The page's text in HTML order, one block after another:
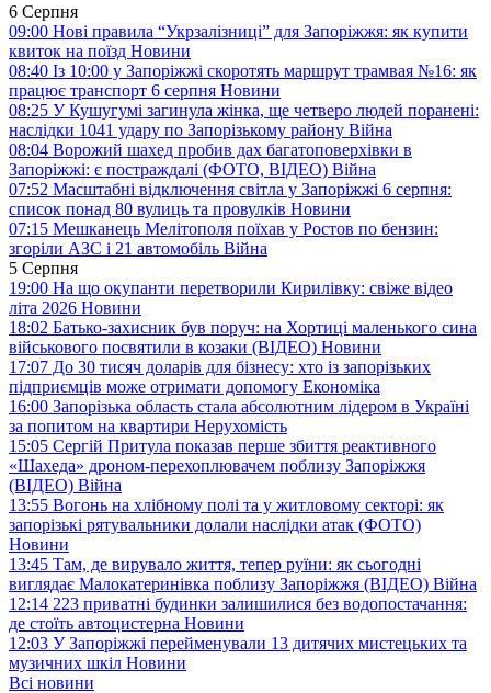
6 Серпня
09:00 Нові правила “Укрзалізниці” для Запоріжжя: як купити
квиток на поїзд Новини
08:40 Із 10:00 у Запоріжжі скоротять маршрут трамвая №16: як
працює транспорт 6 серпня Новини
08:25 У Кушугумі загинула жінка, ще четверо людей поранені:
наслідки 1041 удару по Запорізькому району Війна
08:04 Ворожий шахед пробив дах багатоповерхівки в
Запоріжжі: є постраждалі (ФОТО, ВІДЕО) Війна
07:52 Масштабні відключення світла у Запоріжжі 6 серпня:
список понад 80 вулиць та провулків Новини
07:15 Мешканець Мелітополя поїхав у Ростов по бензин:
згоріли АЗС і 21 автомобіль Війна
5 Серпня
19:00 На що окупанти перетворили Кирилівку: свіже відео
літа 2026 Новини
18:02 Батько-захисник був поруч: на Хортиці маленького сина
військового посвятили в козаки (ВІДЕО) Новини
17:07 До 30 тисяч доларів для бізнесу: хто із запорізьких
підприємців може отримати допомогу Економіка
16:00 Запорізька область стала абсолютним лідером в Україні
за попитом на квартири Нерухомість
15:05 Сергій Притула показав перше збиття реактивного
«Шахеда» дроном-перехоплювачем поблизу Запоріжжя
(ВІДЕО) Війна
13:55 Вогонь на хлібному полі та у житловому секторі: як
запорізькі рятувальники долали наслідки атак (ФОТО)
Новини
13:45 Там, де вирувало життя, тепер руїни: як сьогодні
виглядає Малокатеринівка поблизу Запоріжжя (ВІДЕО) Війна
12:14 223 приватні будинки залишилися без водопостачання:
де стоїть автоцистерна Новини
12:03 У Запоріжжі перейменували 13 дитячих мистецьких та
музичних шкіл Новини
Всі новини